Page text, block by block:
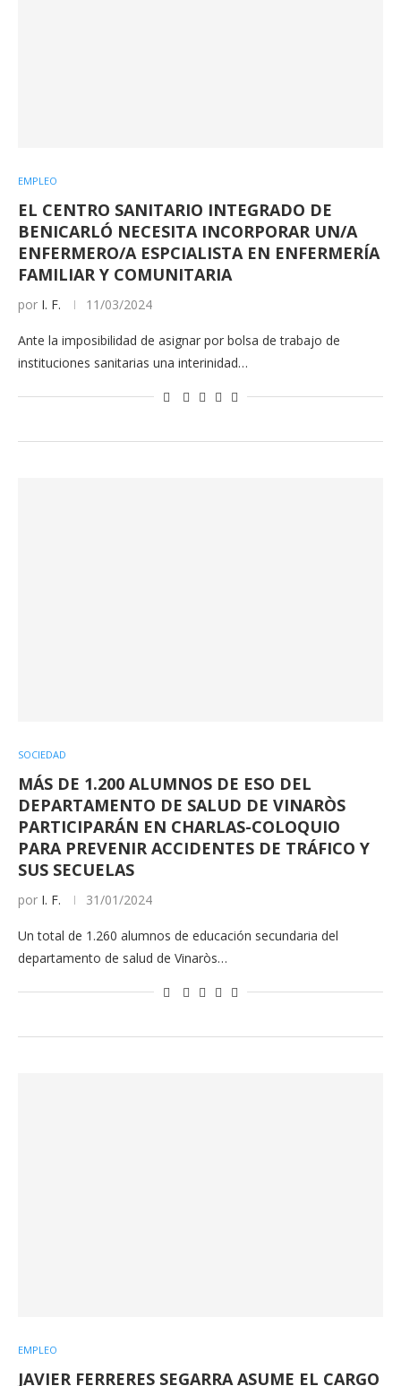
EMPLEO
EL CENTRO SANITARIO INTEGRADO DE
BENICARLÓ NECESITA INCORPORAR UN/A
ENFERMERO/A ESPCIALISTA EN ENFERMERÍA
FAMILIAR Y COMUNITARIA
por I. F. 11/03/2024
Ante la imposibilidad de asignar por bolsa de trabajo de
instituciones sanitarias una interinidad…
SOCIEDAD
MÁS DE 1.200 ALUMNOS DE ESO DEL
DEPARTAMENTO DE SALUD DE VINARÒS
PARTICIPARÁN EN CHARLAS-COLOQUIO
PARA PREVENIR ACCIDENTES DE TRÁFICO Y
SUS SECUELAS
por I. F. 31/01/2024
Un total de 1.260 alumnos de educación secundaria del
departamento de salud de Vinaròs…
EMPLEO
JAVIER FERRERES SEGARRA ASUME EL CARGO